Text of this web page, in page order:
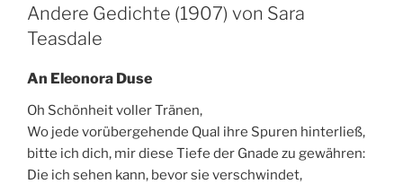
Andere Gedichte (1907) von Sara
Teasdale
An Eleonora Duse
Oh Schönheit voller Tränen,
Wo jede vorübergehende Qual ihre Spuren hinterließ,
bitte ich dich, mir diese Tiefe der Gnade zu gewähren:
Die ich sehen kann, bevor sie verschwindet,